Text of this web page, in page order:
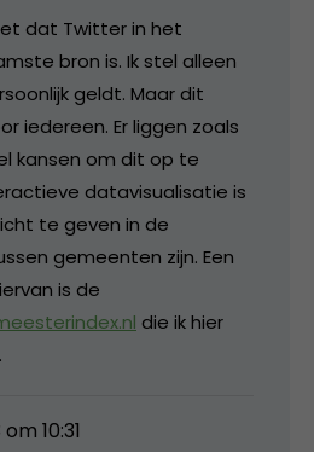
dat Twitter in het
bron is. Ik stel alleen
geldt. Maar dit
iedereen. Er liggen zoals
kansen om dit op te
datavisualisatie is
te geven in de
gemeenten zijn. Een
is de
die ik hier
10:31